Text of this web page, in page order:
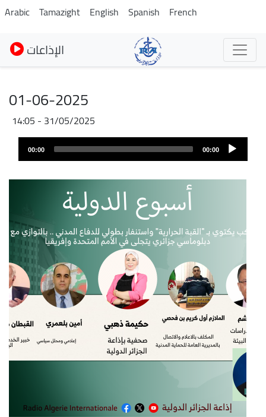
Pasar
al
contenido
principal
Arabic Tamazight English Spanish French
الإذاعات
01-06-2025
31/05/2025 - 14:05
00:00
00:00